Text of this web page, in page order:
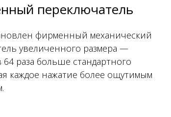
переключатель
фирменный механический
увеличенного размера —
раза больше стандартного
каждое нажатие более ощутимым